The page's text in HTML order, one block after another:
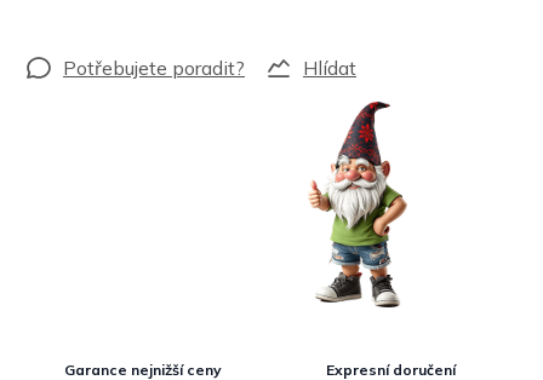
Hlídat
Garance nejnižší ceny
Expresní doručení